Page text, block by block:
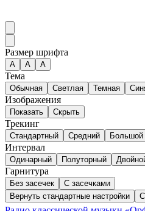
Размер шрифта
А A A
Тема
Обычная Светлая Темная
Изображения
Показать Скрыть
Трекинг
Стандартный Средний Большой
Интервал
Одинарный Полуторный
Гарнитура
Без засечек
С засечками
Вернуть стандартные настройки